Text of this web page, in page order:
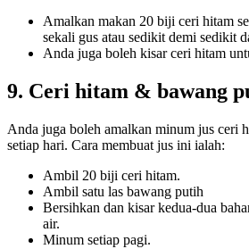
Amalkan makan 20 biji ceri hitam
sekali gus atau sedikit demi sedikit
Anda juga boleh kisar ceri hitam
9. Ceri hitam & bawang
Anda juga boleh amalkan minum jus ceri
setiap hari. Cara membuat jus ini ialah:
Ambil 20 biji ceri hitam.
Ambil satu las bawang putih
Bersihkan dan kisar kedua-dua
air.
Minum setiap pagi.